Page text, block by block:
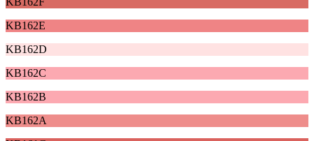
KB162E
KB162D
KB162C
KB162B
KB162A